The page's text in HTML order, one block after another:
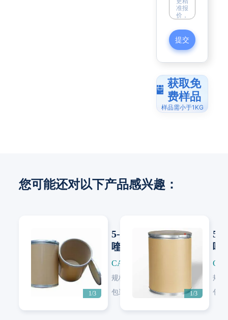
提交
获取免
费样品
样品需小于1KG
您可能还对以下产品感兴趣：
Next
1/3
5-氯-8-羟基
喹啉
CAS: 130-16-5
规格:
包装:
25 KG/纸板桶 1/3
5-
喹
规
包